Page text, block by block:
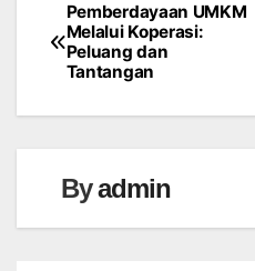
Navigasi
pos
Pemberdayaan UMKM
Melalui Koperasi:
Peluang dan
Tantangan
Byadmin